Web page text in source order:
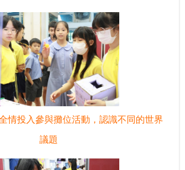
情投入參與攤位活動，認識不同的世界
議題